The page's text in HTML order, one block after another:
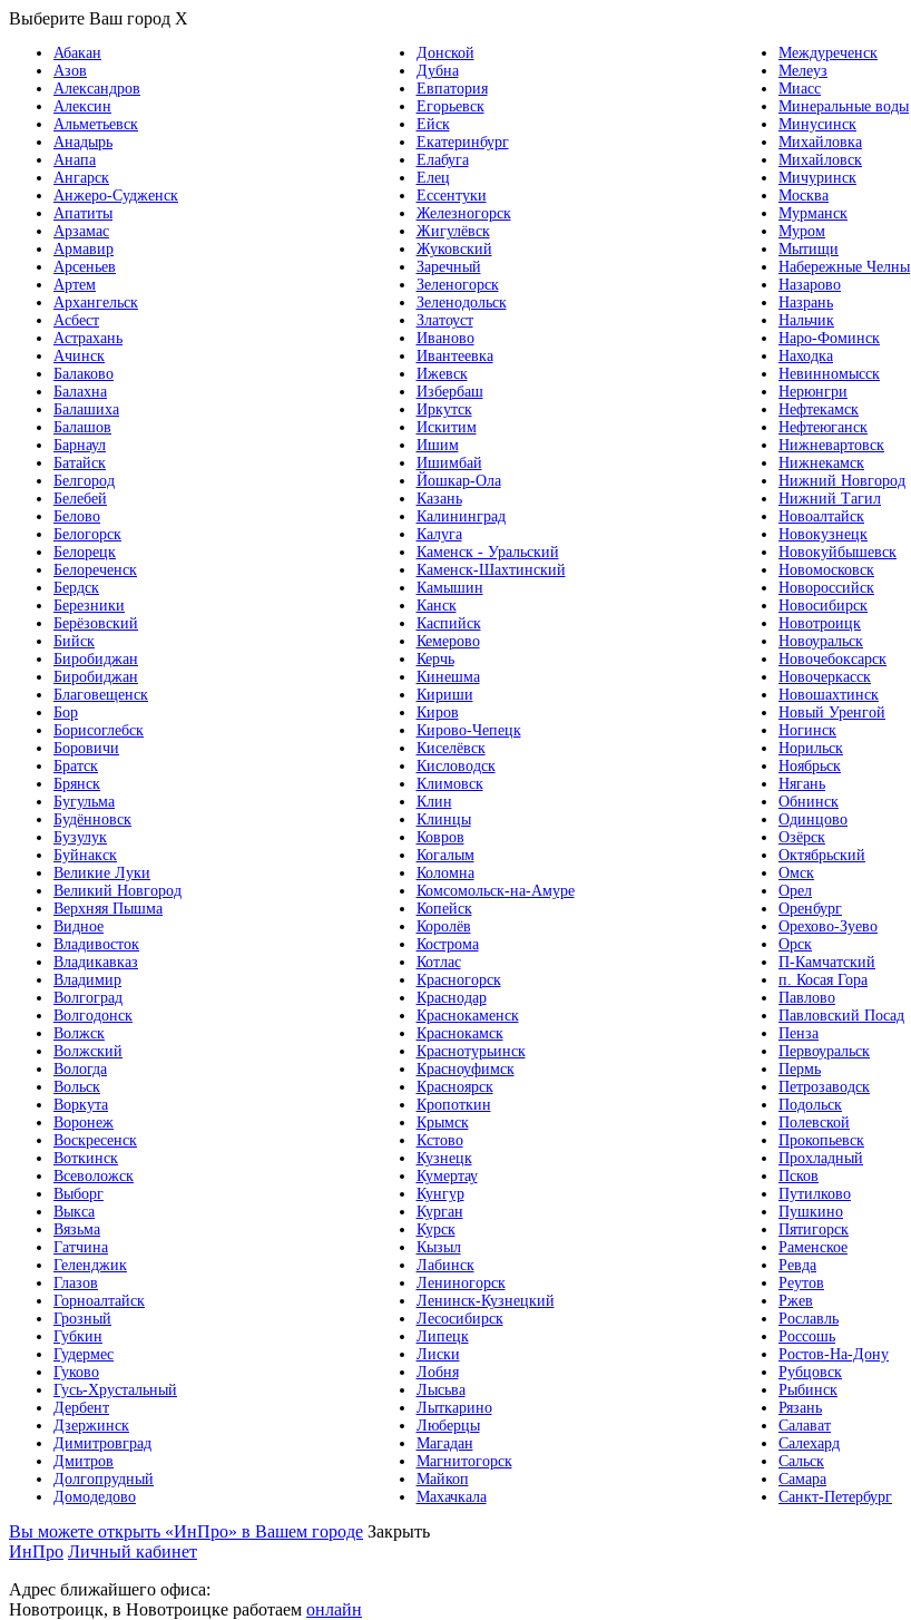
Выберите Ваш город X
Абакан
Азов
Александров
Алексин
Альметьевск
Анадырь
Анапа
Ангарск
Анжеро-Судженск
Апатиты
Арзамас
Армавир
Арсеньев
Артем
Архангельск
Асбест
Астрахань
Ачинск
Балаково
Балахна
Балашиха
Балашов
Барнаул
Батайск
Белгород
Белебей
Белово
Белогорск
Белорецк
Белореченск
Бердск
Березники
Берёзовский
Бийск
Биробиджан
Биробиджан
Благовещенск
Бор
Борисоглебск
Боровичи
Братск
Брянск
Бугульма
Будённовск
Бузулук
Буйнакск
Великие Луки
Великий Новгород
Верхняя Пышма
Видное
Владивосток
Владикавказ
Владимир
Волгоград
Волгодонск
Волжск
Волжский
Вологда
Вольск
Воркута
Воронеж
Воскресенск
Воткинск
Всеволожск
Выборг
Выкса
Вязьма
Гатчина
Геленджик
Глазов
Горноалтайск
Грозный
Губкин
Гудермес
Гуково
Гусь-Хрустальный
Дербент
Дзержинск
Димитровград
Дмитров
Долгопрудный
Домодедово
Донской
Дубна
Евпатория
Егорьевск
Ейск
Екатеринбург
Елабуга
Елец
Ессентуки
Железногорск
Жигулёвск
Жуковский
Заречный
Зеленогорск
Зеленодольск
Златоуст
Иваново
Ивантеевка
Ижевск
Избербаш
Иркутск
Искитим
Ишим
Ишимбай
Йошкар-Ола
Казань
Калининград
Калуга
Каменск - Уральский
Каменск-Шахтинский
Камышин
Канск
Каспийск
Кемерово
Керчь
Кинешма
Кириши
Киров
Кирово-Чепецк
Киселёвск
Кисловодск
Климовск
Клин
Клинцы
Ковров
Когалым
Коломна
Комсомольск-на-Амуре
Копейск
Королёв
Кострома
Котлас
Красногорск
Краснодар
Краснокаменск
Краснокамск
Краснотурьинск
Красноуфимск
Красноярск
Кропоткин
Крымск
Кстово
Кузнецк
Кумертау
Кунгур
Курган
Курск
Кызыл
Лабинск
Лениногорск
Ленинск-Кузнецкий
Лесосибирск
Липецк
Лиски
Лобня
Лысьва
Лыткарино
Люберцы
Магадан
Магнитогорск
Майкоп
Махачкала
Междуреченск
Мелеуз
Миасс
Минеральные воды
Минусинск
Михайловка
Михайловск
Мичуринск
Москва
Мурманск
Муром
Мытищи
Набережные Челны
Назарово
Назрань
Нальчик
Наро-Фоминск
Находка
Невинномысск
Нерюнгри
Нефтекамск
Нефтеюганск
Нижневартовск
Нижнекамск
Нижний Новгород
Нижний Тагил
Новоалтайск
Новокузнецк
Новокуйбышевск
Новомосковск
Новороссийск
Новосибирск
Новотроицк
Новоуральск
Новочебоксарск
Новочеркасск
Новошахтинск
Новый Уренгой
Ногинск
Норильск
Ноябрьск
Нягань
Обнинск
Одинцово
Озёрск
Октябрьский
Омск
Орел
Оренбург
Орехово-Зуево
Орск
П-Камчатский
п. Косая Гора
Павлово
Павловский Посад
Пенза
Первоуральск
Пермь
Петрозаводск
Подольск
Полевской
Прокопьевск
Прохладный
Псков
Путилково
Пушкино
Пятигорск
Раменское
Ревда
Реутов
Ржев
Рославль
Россошь
Ростов-На-Дону
Рубцовск
Рыбинск
Рязань
Салават
Салехард
Сальск
Самара
Санкт-Петербург
Вы можете открыть «ИнПро» в Вашем городе Закрыть
ИнПро Личный кабинет
Адрес ближайшего офиса:
Новотроицк, в Новотроицке работаем онлайн